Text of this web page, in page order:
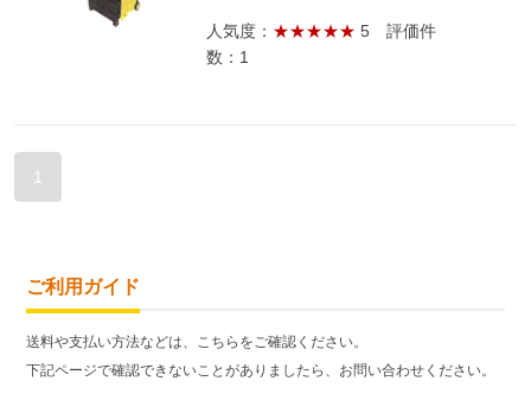
人気度： ★★★★★ 5 評価件
数：1
1
ご利用ガイド
送料や支払い方法などは、こちらをご確認ください。
下記ページで確認できないことがありましたら、お問い合わせください。